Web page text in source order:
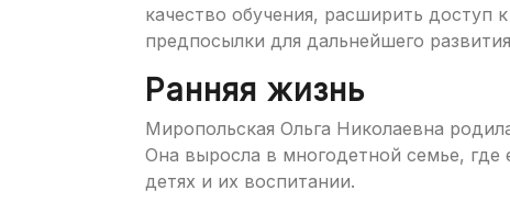
качество обучения, расширить доступ
предпосылки для дальнейшего
Ранняя жизнь
Миропольская Ольга Николаевна
Она выросла в многодетной семье, где
детях и их воспитании.